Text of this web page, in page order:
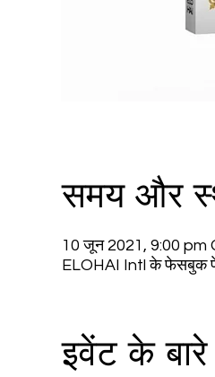
समय और
10 जून 2021, 9:00 pm
ELOHAI Intl के फेसबुक
इवेंट के